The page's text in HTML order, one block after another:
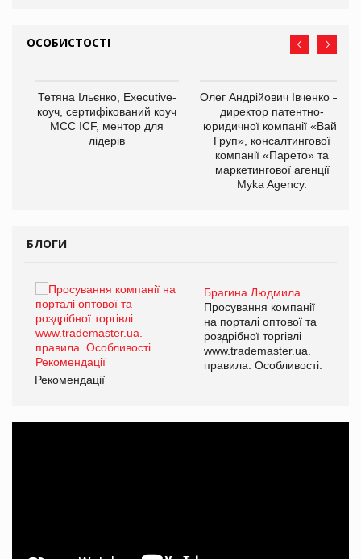
ОСОБИСТОСТІ
Тетяна Ільєнко, Executive-
коуч, сертифікований коуч
МСС ICF, ментор для
лідерів
Олег Андрійович Івченко —
директор патентно-
юридичної компанії «Вайз
Груп», консалтингової
компанії «Парето» та
маркетингової агенції
Myka Agency.
БЛОГИ
Брагина Людмила
Просування компанії
на порталі оптової та
роздрібної торгівлі
www.trademaster.ua.
правила. Особливості.
Рекомендації